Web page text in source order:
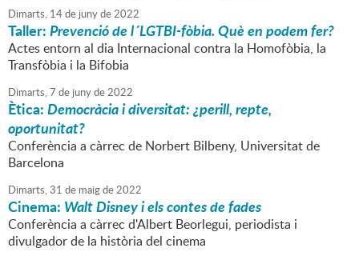
Dimarts, 14de junyde2022
Taller:Prevenció de l´LGTBI-fòbia. Què en podem fer?
Actes entorn al dia Internacional contra la Homofòbia, la
Transfòbia i la Bifobia
Dimarts,7 de junyde2022
Ètica:Democràcia i diversitat: ¿perill, repte,
oportunitat?
Conferència a càrrec de Norbert Bilbeny, Universitat de
Barcelona
Dimarts,31 de maigde2022
Cinema: Walt Disney i els contes de fades
Conferència a càrrec d'Albert Beorlegui, periodista i
divulgador de la història del cinema